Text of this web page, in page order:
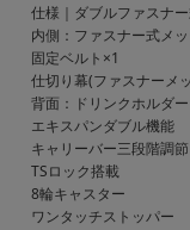
仕様｜ダブルファスナ
内側：ファスナー式メ
固定ベルト×1
仕切り幕(ファスナーメ
背面：ドリンクホルダー
エキスパンダブル機能
キャリーバー三段階調節
TSロック搭載
8輪キャスター
ワンタッチストッパー